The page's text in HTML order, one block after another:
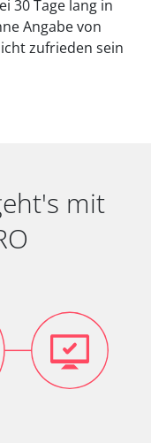
30 Tage lang in
Angabe von
zufrieden sein
mit